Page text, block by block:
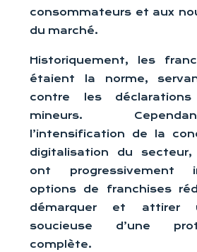
consommateurs et aux
du marché.
Historiquement, les
étaient la norme,
contre les
mineurs.
l’intensification de la
digitalisation du secteur,
ont progressivement
options de franchises
démarquer et attirer
soucieuse d’une
complète.